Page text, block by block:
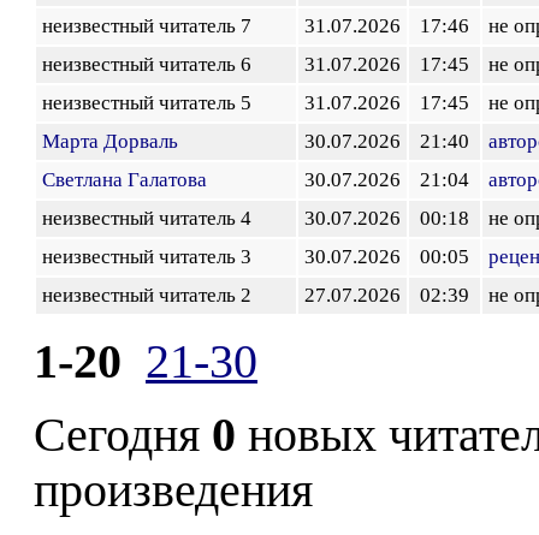
неизвестный читатель 7
31.07.2026 17:46
не
неизвестный читатель 6
31.07.2026 17:45
не
неизвестный читатель 5
31.07.2026 17:45
не
Марта Дорваль
30.07.2026 21:40
Светлана Галатова
30.07.2026 21:04
неизвестный читатель 4
30.07.2026 00:18
не
неизвестный читатель 3
30.07.2026 00:05
неизвестный читатель 2
27.07.2026 02:39 не
1-20 21-30
Сегодня 0 новых
произведения